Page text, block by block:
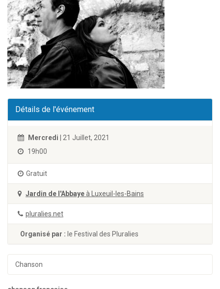
Détails de l'événement
Mercredi | 21 Juillet, 2021
19h00
Gratuit
Jardin de l'Abbayeà Luxeuil-les-Bains
pluralies.net
Organisé par : le Festival des Pluralies
Chanson